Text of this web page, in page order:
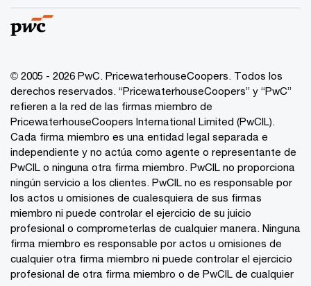
© 2005 - 2026 PwC. PricewaterhouseCoopers. Todos los
derechos reservados. “PricewaterhouseCoopers” y “PwC”
refieren a la red de las firmas miembro de
PricewaterhouseCoopers International Limited (PwCIL).
Cada firma miembro es una entidad legal separada e
independiente y no actúa como agente o representante de
PwCIL o ninguna otra firma miembro. PwCIL no proporciona
ningún servicio a los clientes. PwCIL no es responsable por
los actos u omisiones de cualesquiera de sus firmas
miembro ni puede controlar el ejercicio de su juicio
profesional o comprometerlas de cualquier manera. Ninguna
firma miembro es responsable por actos u omisiones de
cualquier otra firma miembro ni puede controlar el ejercicio
profesional de otra firma miembro o de PwCIL de cualquier